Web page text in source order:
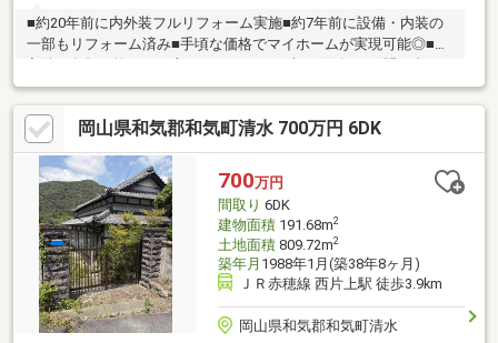
■約20年前に内外装フルリフォーム実施■約7年前に設備・内装の
一部もリフォーム済み■手頃な価格でマイホームが実現可能◎■購
せください！【リフォーム履歴】屋根葺き替え/サイディング上張
り/床張り替え/クロス張替え/キッチン/トイレ/洗面/お風呂/畳交
換/給湯器交換/一部建具交換/テラス増築/カーポート設置
等・・・※約20年前にフルリフォーム実施、約7年前に一部リフォ
ーム実施※詳細なリフォーム内容・時期につきましては、お問い
合わせください。
岡山県和気郡和気町清水 700万円 6DK
700万円
間取り 6DK
建物面積191.68m2
土地面積809.72m2
築年月 1988年1月(築38年8ヶ月)
ＪＲ赤穂線 西片上駅 徒歩3.9km
岡山県和気郡和気町清水